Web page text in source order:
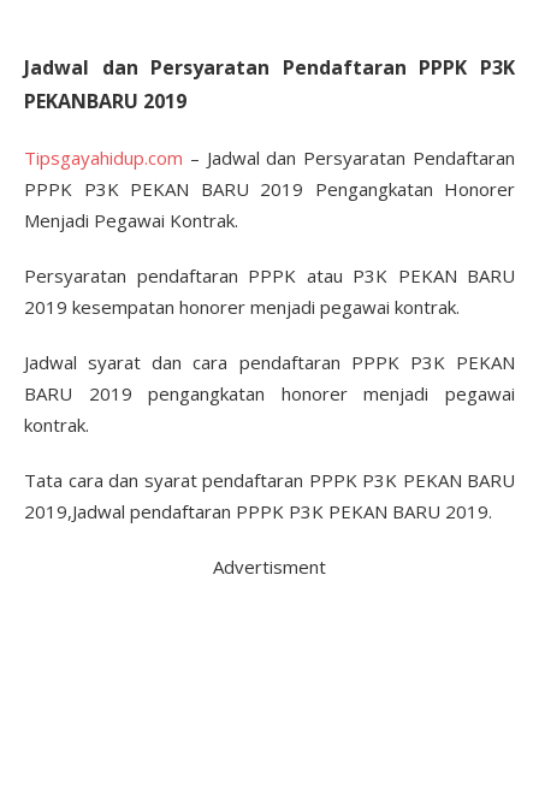
Jadwal dan Persyaratan Pendaftaran PPPK P3K
PEKANBARU 2019
Tipsgayahidup.com – Jadwal dan Persyaratan Pendaftaran
PPPK P3K PEKAN BARU 2019 Pengangkatan Honorer
Menjadi Pegawai Kontrak.
Persyaratan pendaftaran PPPK atau P3K PEKAN BARU
2019 kesempatan honorer menjadi pegawai kontrak.
Jadwal syarat dan cara pendaftaran PPPK P3K PEKAN
BARU 2019 pengangkatan honorer menjadi pegawai
kontrak.
Tata cara dan syarat pendaftaran PPPK P3K PEKAN BARU
2019,Jadwal pendaftaran PPPK P3K PEKAN BARU 2019.
Advertisment